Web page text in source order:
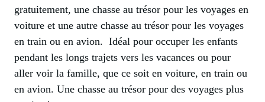
gratuitement, une chasse au trésor pour les voyages en
voiture et une autre chasse au trésor pour les voyages
en train ou en avion. Idéal pour occuper les enfants
pendant les longs trajets vers les vacances ou pour
aller voir la famille, que ce soit en voiture, en train ou
en avion. Une chasse au trésor pour des voyages plus